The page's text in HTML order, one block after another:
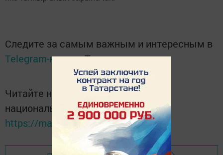
Следите за самым важным и интересным в
Telegram-каналеТатмедиа
Читайте новости Татарстана в
национальном мессенджере MАХ:
https://max.ru/tatmedia